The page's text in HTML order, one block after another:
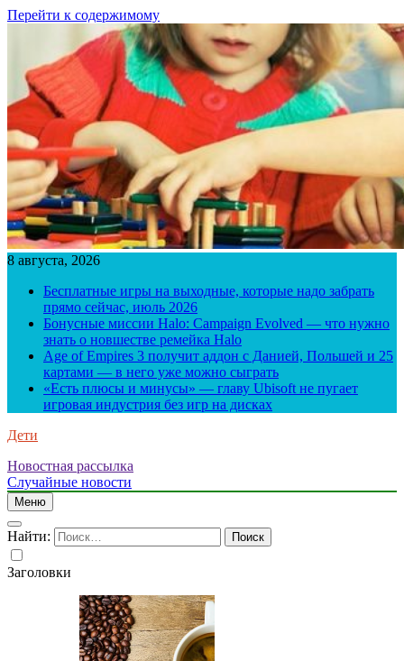
Перейти к содержимому
8 августа, 2026
Бесплатные игры на выходные, которые надо забрать
прямо сейчас, июль 2026
Бонусные миссии Halo: Campaign Evolved — что нужно
знать о новшестве ремейка Halo
Age of Empires 3 получит аддон с Данией, Польшей и 25
картами — в него уже можно сыграть
«Есть плюсы и минусы» — главу Ubisoft не пугает
игровая индустрия без игр на дисках
Дети
Новостная рассылка
Случайные новости
Меню
Найти:
Заголовки